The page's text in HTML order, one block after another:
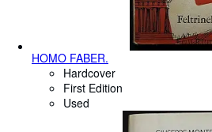
HOMO FABER.
Hardcover
First Edition
Used